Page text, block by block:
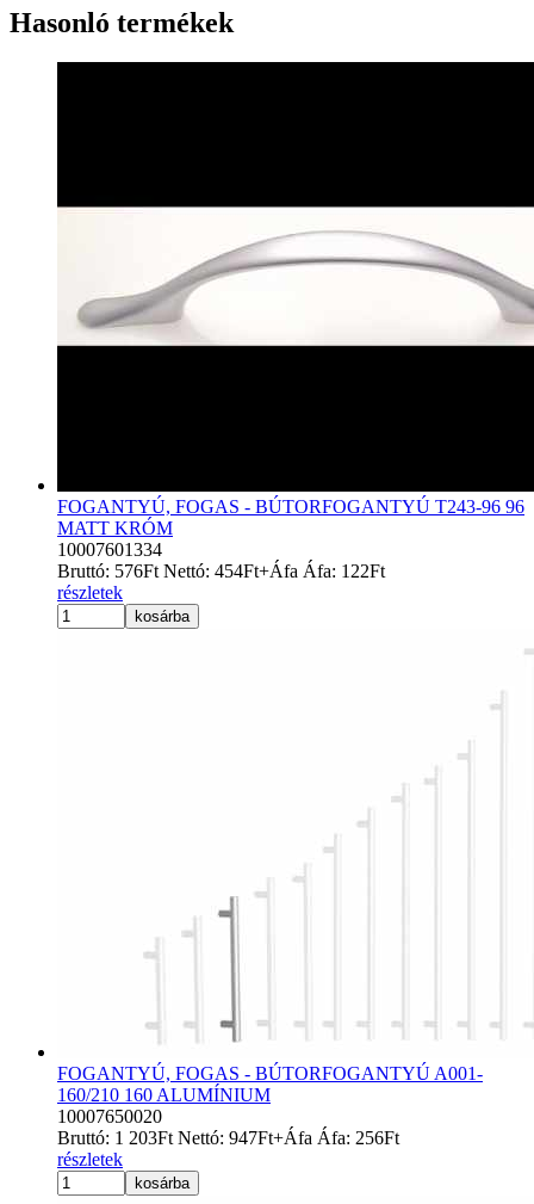
Hasonló termékek
FOGANTYÚ, FOGAS - BÚTORFOGANTYÚ T243-96 96
MATT KRÓM
10007601334
Bruttó: 576Ft Nettó: 454Ft+Áfa Áfa: 122Ft
részletek
kosárba
FOGANTYÚ, FOGAS - BÚTORFOGANTYÚ A001-
160/210 160 ALUMÍNIUM
10007650020
Bruttó: 1 203Ft Nettó: 947Ft+Áfa Áfa: 256Ft
részletek
kosárba